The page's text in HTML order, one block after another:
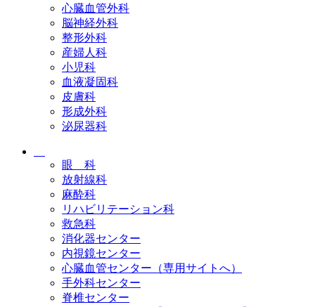
心臓血管外科
脳神経外科
整形外科
産婦人科
小児科
血液凝固科
皮膚科
形成外科
泌尿器科
眼 科
放射線科
麻酔科
リハビリテーション科
救急科
消化器センター
内視鏡センター
心臓血管センター（専用サイトへ）
手外科センター
脊椎センター